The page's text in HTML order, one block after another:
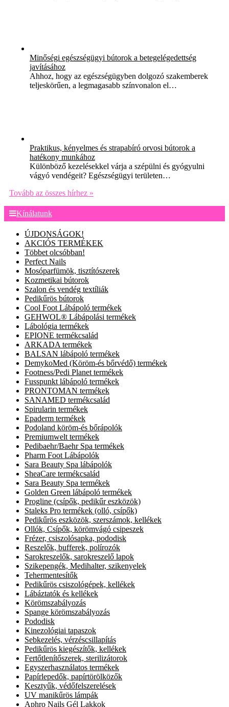
Minőségi egészségügyi bútorok a betegelégedettség
javításához
Ahhoz, hogy az egészségügyben dolgozó szakemberek
teljeskörűen, a legmagasabb színvonalon el…
Praktikus, kényelmes és strapabíró orvosi bútorok a
hatékony munkához
Különböző kezelésekkel várja a szépülni és gyógyulni
vágyó vendégeit? Egészségügyi területen…
Tovább az összes hírhez »
Kínálatunk
ÚJDONSÁGOK!
AKCIÓS TERMÉKEK
Többet olcsóbban!
Perfect Nails
Mosóparfümök, tisztítószerek
Kozmetikai bútorok
Szalon és vendég textíliák
Pedikűrös bútorok
Cool Foot Lábápoló termékek
GEHWOL® Lábápolási termékek
Lábológia termékek
EPIONE termékcsalád
ARKADA termékek
BALSAN lábápoló termékek
DemykoMed (Köröm-és bőrvédő) termékek
Footness/Pedi Planet termékek
Fusspunkt lábápoló termékek
PRONTOMAN termékek
SANAMED termékcsalád
Spirularin termékek
Epaderm termékek
Podoland köröm-és bőrápolók
Premiumwelt termékek
Pedibaehr/Baehr Spa termékek
Pharm Foot Lábápolók
Sara Beauty Spa lábápolók
SheaCare termékcsalád
Sara Beauty Spa termékek
Golden Green lábápoló termékek
Progline (csípők, pedikűr eszközök)
Staleks Pro termékek (olló, csípők)
Pedikűrös eszközök, szerszámok, kellékek
Ollók, Csípők, körömvágó csipeszek
Frézer, csiszolósapka, pododisk
Reszelők, bufferek, polírozók
Sarokreszelők, sarokreszelő lapok
Szikepengék, Medihalter, szikenyelek
Tehermentesítők
Pedikűrös csiszológépek, kellékek
Lábáztatók és kellékek
Körömszabályozás
Spange körömszabályozás
Pododisk
Kinezológiai tapaszok
Sebkezelés, vérzéscsillapítás
Pedikűrös kiegészítők, kellékek
Fertőtlenítőszerek, sterilizátorok
Egyszerhasználatos termékek
Papírlepedők, papírtörölközők
Kesztyűk, védőfelszerelések
UV manikűrös lámpák
Aphro Nails Gél Lakkok